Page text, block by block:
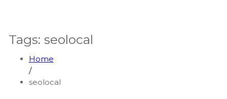
Tags: seolocal
Home
/
seolocal